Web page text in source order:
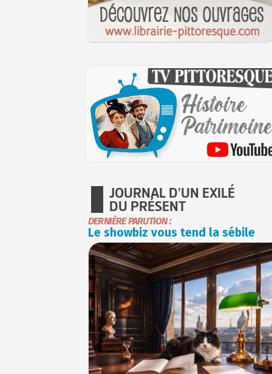
JOURNAL D'UN EXILÉ
DU PRÉSENT
DERNIÈRE PARUTION :
Le showbiz vous tend la sébile